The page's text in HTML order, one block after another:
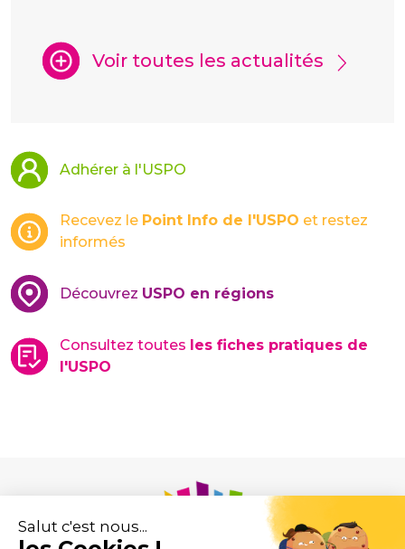
Voir toutes les actualités
Adhérer à l'USPO
Recevez le Point Info de l'USPO et restez
informés
Découvrez USPO en régions
Consultez toutes les fiches pratiques de
l'USPO